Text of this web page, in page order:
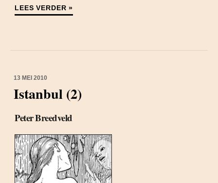
LEES VERDER »
13 MEI 2010
Istanbul (2)
Peter Breedveld